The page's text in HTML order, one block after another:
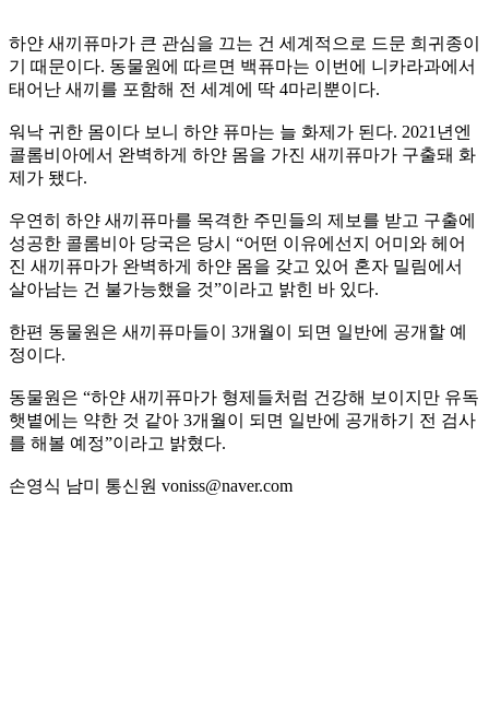
하얀 새끼퓨마가 큰 관심을 끄는 건 세계적으로 드문 희귀종이
기 때문이다. 동물원에 따르면 백퓨마는 이번에 니카라과에서
태어난 새끼를 포함해 전 세계에 딱 4마리뿐이다.
워낙 귀한 몸이다 보니 하얀 퓨마는 늘 화제가 된다. 2021년엔
콜롬비아에서 완벽하게 하얀 몸을 가진 새끼퓨마가 구출돼 화
제가 됐다.
우연히 하얀 새끼퓨마를 목격한 주민들의 제보를 받고 구출에
성공한 콜롬비아 당국은 당시 “어떤 이유에선지 어미와 헤어
진 새끼퓨마가 완벽하게 하얀 몸을 갖고 있어 혼자 밀림에서
살아남는 건 불가능했을 것”이라고 밝힌 바 있다.
한편 동물원은 새끼퓨마들이 3개월이 되면 일반에 공개할 예
정이다.
동물원은 “하얀 새끼퓨마가 형제들처럼 건강해 보이지만 유독
햇볕에는 약한 것 같아 3개월이 되면 일반에 공개하기 전 검사
를 해볼 예정”이라고 밝혔다.
손영식 남미 통신원 voniss@naver.com